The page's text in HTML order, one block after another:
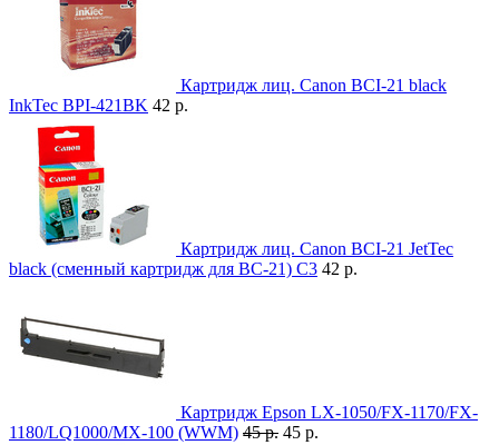
Картридж лиц. Canon BCI-21 black
InkTec BPI-421BK 42 р.
Картридж лиц. Canon BCI-21 JetTec
black (сменный картридж для BC-21) C3 42 р.
Картридж Epson LX-1050/FX-1170/FX-
1180/LQ1000/MX-100 (WWM) 45 р. 45 р.